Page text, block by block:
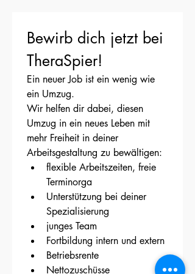
Bewirb dich jetzt bei
TheraSpier!
Ein neuer Job ist ein wenig wie
ein Umzug.
Wir helfen dir dabei, diesen
Umzug in ein neues Leben mit
mehr Freiheit in deiner
Arbeitsgestaltung zu bewältigen:
flexible Arbeitszeiten, freie
Terminorga
Unterstützung bei deiner
Spezialisierung
junges Team
Fortbildung intern und extern
Betriebsrente
Nettozuschüsse